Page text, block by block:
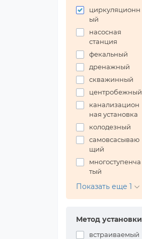
циркуляционн
ый
насосная
станция
фекальный
дренажный
скважинный
центробежный
канализацион
ная установка
колодезный
самовсасываю
щий
многоступенча
тый
Показать еще 1
Метод установки
встраиваемый